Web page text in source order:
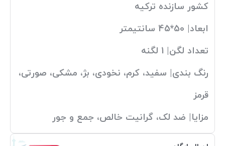
کشور سازنده ترکیه
ابعاد| 50*45 سانتیمتر
تعداد لگن| 1 لگنه
رنگ بندی| سفید، کرم، نخودی، بژ، مشکی، صورتی،
قرمز
مزایا| ضد لک، گرانیت خالص، جمع و جور